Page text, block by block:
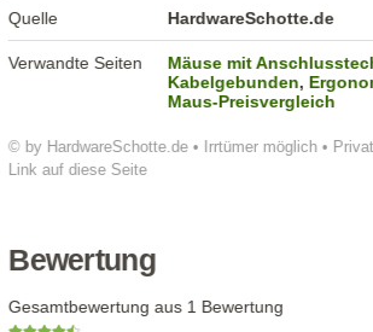
© by HardwareSchotte.de • Irrtümer möglich •
Link auf diese Seite
Quelle HardwareSchotte.de
Verwandte Seiten
Mäuse mit
Kabelgebunden,
Maus-Preisvergleich
Bewertung
Gesamtbewertung aus 1 Bewertung